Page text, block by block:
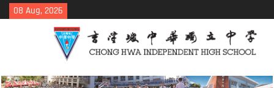
Skip
to
08 Aug, 2026